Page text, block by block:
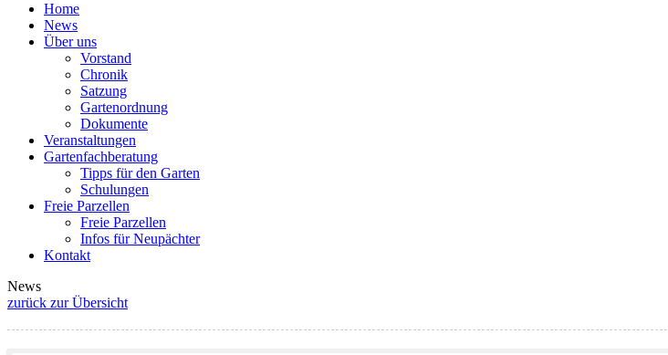
Home
News
Über uns
Vorstand
Chronik
Satzung
Gartenordnung
Dokumente
Veranstaltungen
Gartenfachberatung
Tipps für den Garten
Schulungen
Freie Parzellen
Freie Parzellen
Infos für Neupächter
Kontakt
News
zurück zur Übersicht